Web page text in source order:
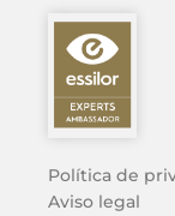
Política de
Aviso legal